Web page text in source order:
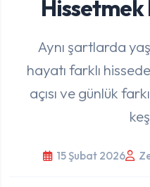
Hissetmek
Aynı şartlarda
hayatı farklı
açısı ve günlük
15 Şubat 2026